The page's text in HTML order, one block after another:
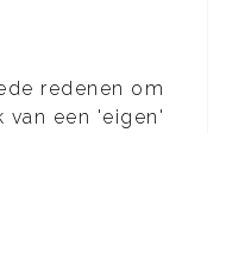
redenen om
van een 'eigen'